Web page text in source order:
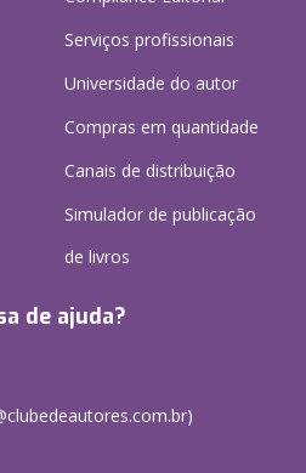
Serviços profissionais
Universidade do autor
Compras em quantidade
Canais de distribuição
Simulador de publicação
de livros
de ajuda?